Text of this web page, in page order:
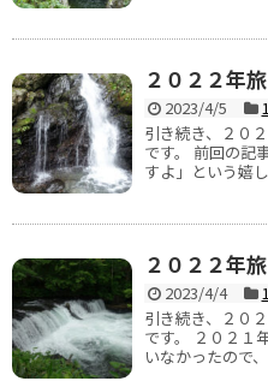
２０２２年
2023/4/5
引き続き、２０
です。 前回の記
すよ」という嬉
２０２２年
2023/4/4
引き続き、２０
です。 ２０２１
いなかったので